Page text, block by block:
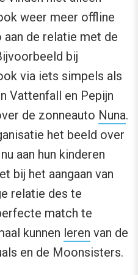
weer meer offline
de relatie met de
bij
via iets simpels als
Vattenfall en Pepijn
de zonneauto Nuna.
het beeld over
aan hun kinderen
bij het aangaan van
relatie des te
match te
kunnen leren van de
en de Moonsisters.